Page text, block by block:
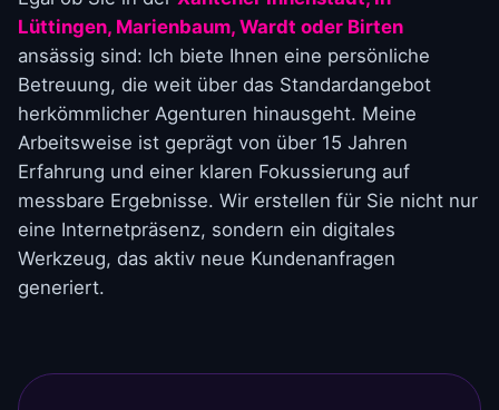
Lüttingen, Marienbaum, Wardt oder Birten
ansässig sind: Ich biete Ihnen eine persönliche
Betreuung, die weit über das Standardangebot
herkömmlicher Agenturen hinausgeht. Meine
Arbeitsweise ist geprägt von über 15 Jahren
Erfahrung und einer klaren Fokussierung auf
messbare Ergebnisse. Wir erstellen für Sie nicht nur
eine Internetpräsenz, sondern ein digitales
Werkzeug, das aktiv neue Kundenanfragen
generiert.